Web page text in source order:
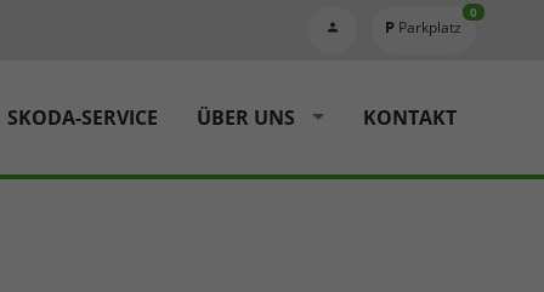
Parkplatz
0
SKODA-SERVICE ÜBER UNS KONTAKT